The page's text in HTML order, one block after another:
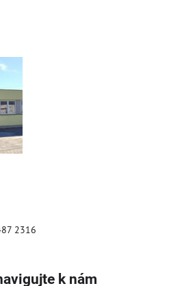
2316
k nám